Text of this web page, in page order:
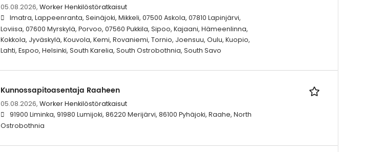
05.08.2026, Worker Henkilöstöratkaisut
Imatra, Lappeenranta, Seinäjoki, Mikkeli, 07500 Askola, 07810 Lapinjärvi,
Loviisa, 07600 Myrskylä, Porvoo, 07560 Pukkila, Sipoo, Kajaani, Hämeenlinna,
Kokkola, Jyväskylä, Kouvola, Kemi, Rovaniemi, Tornio, Joensuu, Oulu, Kuopio,
Lahti, Espoo, Helsinki, South Karelia, South Ostrobothnia, South Savo
Kunnossapitoasentaja Raaheen
05.08.2026, Worker Henkilöstöratkaisut
91900 Liminka, 91980 Lumijoki, 86220 Merijärvi, 86100 Pyhäjoki, Raahe, North
Ostrobothnia